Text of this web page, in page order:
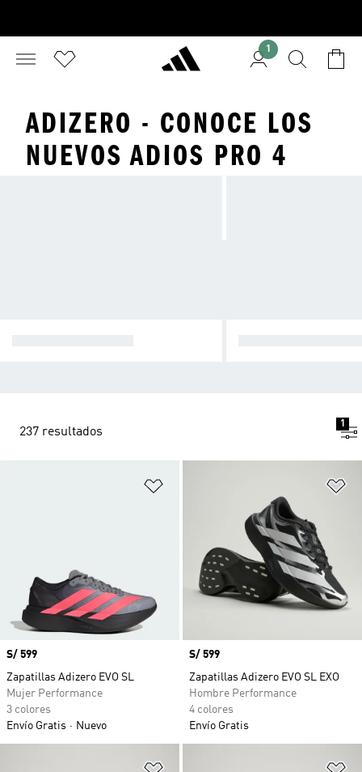
1
ADIZERO - CONOCE LOS
NUEVOS ADIOS PRO 4
237 resultados
1
Precio
S/ 599
Zapatillas Adizero EVO SL
Mujer Performance
3 colores
Envío Gratis
Nuevo
Precio
S/ 599
Zapatillas Adizero EVO SL EXO
Hombre Performance
4 colores
Envío Gratis